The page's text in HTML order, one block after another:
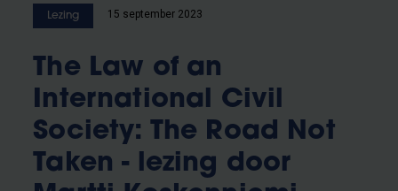
Lezing 15 september 2023
The Law of an
International Civil
Society: The Road Not
Taken - lezing door